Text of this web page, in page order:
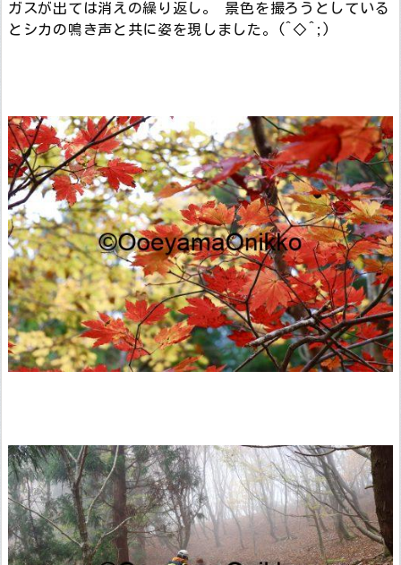
ガスが出ては消えの繰り返し。 景色を撮ろうとしている
とシカの鳴き声と共に姿を現しました。(^◇^;)